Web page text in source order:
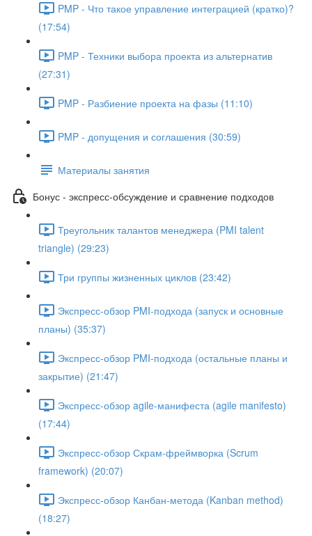
PMP - Что такое управление интеграцией (кратко)?
(17:54)
PMP - Техники выбора проекта из альтернатив
(27:31)
PMP - Разбиение проекта на фазы (11:10)
PMP - допущения и соглашения (30:59)
Материалы занятия
Бонус - экспресс-обсуждение и сравнение подходов
Треугольник талантов менеджера (PMI talent
triangle) (29:23)
Три группы жизненных циклов (23:42)
Экспресс-обзор PMI-подхода (запуск и основные
планы) (35:37)
Экспресс-обзор PMI-подхода (остальные планы и
закрытие) (21:47)
Экспресс-обзор agile-манифеста (agile manifesto)
(17:44)
Экспресс-обзор Скрам-фреймворка (Scrum
framework) (20:07)
Экспресс-обзор Канбан-метода (Kanban method)
(18:27)